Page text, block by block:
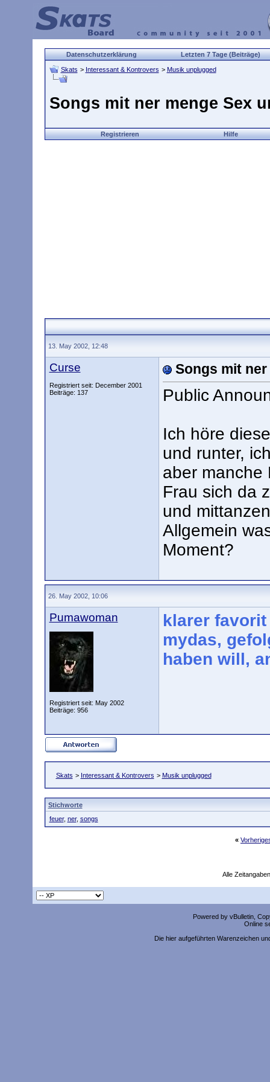
Datenschutzerklärung Letzten 7 Tage (Beiträge)
Skats > Interessant & Kontrovers > Musik unplugged
Songs mit ner menge Sex
Registrieren Hilfe
13. May 2002, 12:48
Curse
Registriert seit: December 2001
Beiträge: 137
Songs mit
Public
Ich höre
und runter,
aber manche
Frau sich da
und
Allgemein
Moment?
26. May 2002, 10:06
Pumawoman
Registriert seit: May 2002
Beiträge: 956
klarer
mydas,
haben will,
Skats > Interessant & Kontrovers > Musik unplugged
Stichworte
feuer, ner, songs
«
Alle
Powered by vBulletin,
Online
Die hier aufgeführten Warenzeichen